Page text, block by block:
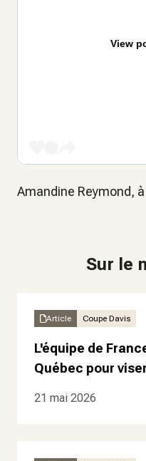
View
Amandine Reymond,
Sur le
Article Coupe Davis
L'équipe de
Québec pour
21 mai 2026